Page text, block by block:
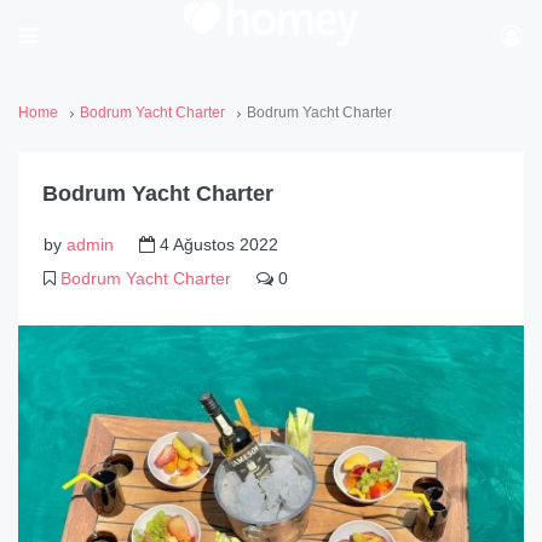
Home Bodrum Yacht Charter Bodrum Yacht Charter
Bodrum Yacht Charter
by admin
4 Ağustos 2022
Bodrum Yacht Charter
0